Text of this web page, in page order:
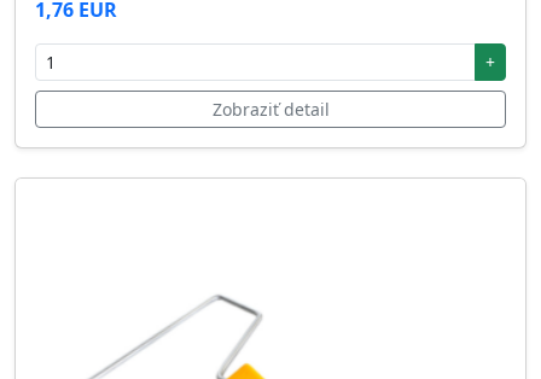
1,76 EUR
+
Zobraziť detail